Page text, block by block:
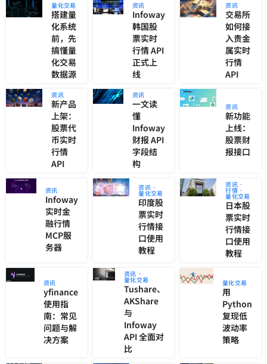
量化交易
搭建量
化系统
前，先
搞懂量
化交易
数据源
资讯
Infoway
韩国股
票实时
行情 API
正式上
线
资讯
交易所
如何接
入贵金
属实时
行情
API
资讯
新产品
上架：
股票代
币实时
行情
API
资讯
一文读
懂
Infoway
财报 API
字段结
构
资讯
新功能
上线：
股票财
报接口
资讯
Infoway
实时金
融行情
MCP服
务器
资讯
量化交易
印度股
票实时
行情接
口使用
教程
资讯
行情
量化交易
日本股
票实时
行情接
口使用
教程
资讯
yfinance
使用指
南：常见
问题与解
决方案
资讯
量化交易
Tushare、
AKShare
与
Infoway
API 全面对
比
量化交易
用
Python
复现低
波动率
策略